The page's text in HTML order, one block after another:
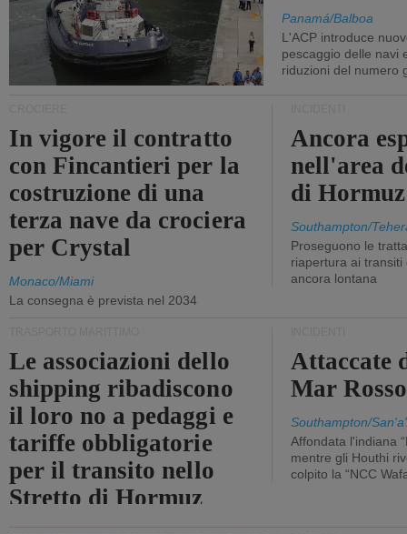
Panamá/Balboa
L'ACP introduce
pescaggio delle navi
riduzioni del numero
In vigore il contratto
con Fincantieri per la
costruzione di una
terza nave da crociera
per Crystal
Monaco/Miami
La consegna è prevista nel 2034
Ancora
nell'area
di Hormuz
Southampton/
Proseguono le
riapertura ai
ancora lontana
Le associazioni dello
shipping ribadiscono
il loro no a pedaggi e
tariffe obbligatorie
per il transito nello
Stretto di Hormuz
Attaccate
Mar Rosso
Southampton/
Affondata l'indiana
mentre gli Houthi
colpito la “NCC